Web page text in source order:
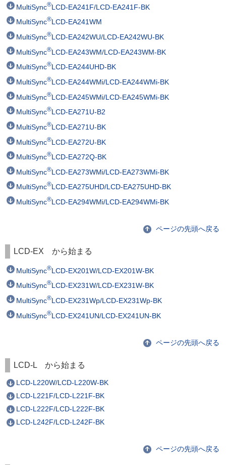
MultiSync®LCD-EA241F/LCD-EA241F-BK
MultiSync®LCD-EA241WM
MultiSync®LCD-EA242WU/LCD-EA242WU-BK
MultiSync®LCD-EA243WM/LCD-EA243WM-BK
MultiSync®LCD-EA244UHD-BK
MultiSync®LCD-EA244WMi/LCD-EA244WMi-BK
MultiSync®LCD-EA245WMi/LCD-EA245WMi-BK
MultiSync®LCD-EA271U-B2
MultiSync®LCD-EA271U-BK
MultiSync®LCD-EA272U-BK
MultiSync®LCD-EA272Q-BK
MultiSync®LCD-EA273WMi/LCD-EA273WMi-BK
MultiSync®LCD-EA275UHD/LCD-EA275UHD-BK
MultiSync®LCD-EA294WMi/LCD-EA294WMi-BK
ページの先頭へ戻る
LCD-EX から始まる
MultiSync®LCD-EX201W/LCD-EX201W-BK
MultiSync®LCD-EX231W/LCD-EX231W-BK
MultiSync®LCD-EX231Wp/LCD-EX231Wp-BK
MultiSync®LCD-EX241UN/LCD-EX241UN-BK
ページの先頭へ戻る
LCD-L から始まる
LCD-L220W/LCD-L220W-BK
LCD-L221F/LCD-L221F-BK
LCD-L222F/LCD-L222F-BK
LCD-L242F/LCD-L242F-BK
ページの先頭へ戻る